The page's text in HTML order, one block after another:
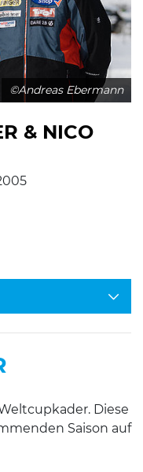
©Andreas Ebermann
& NICO
Diese
Saison auf